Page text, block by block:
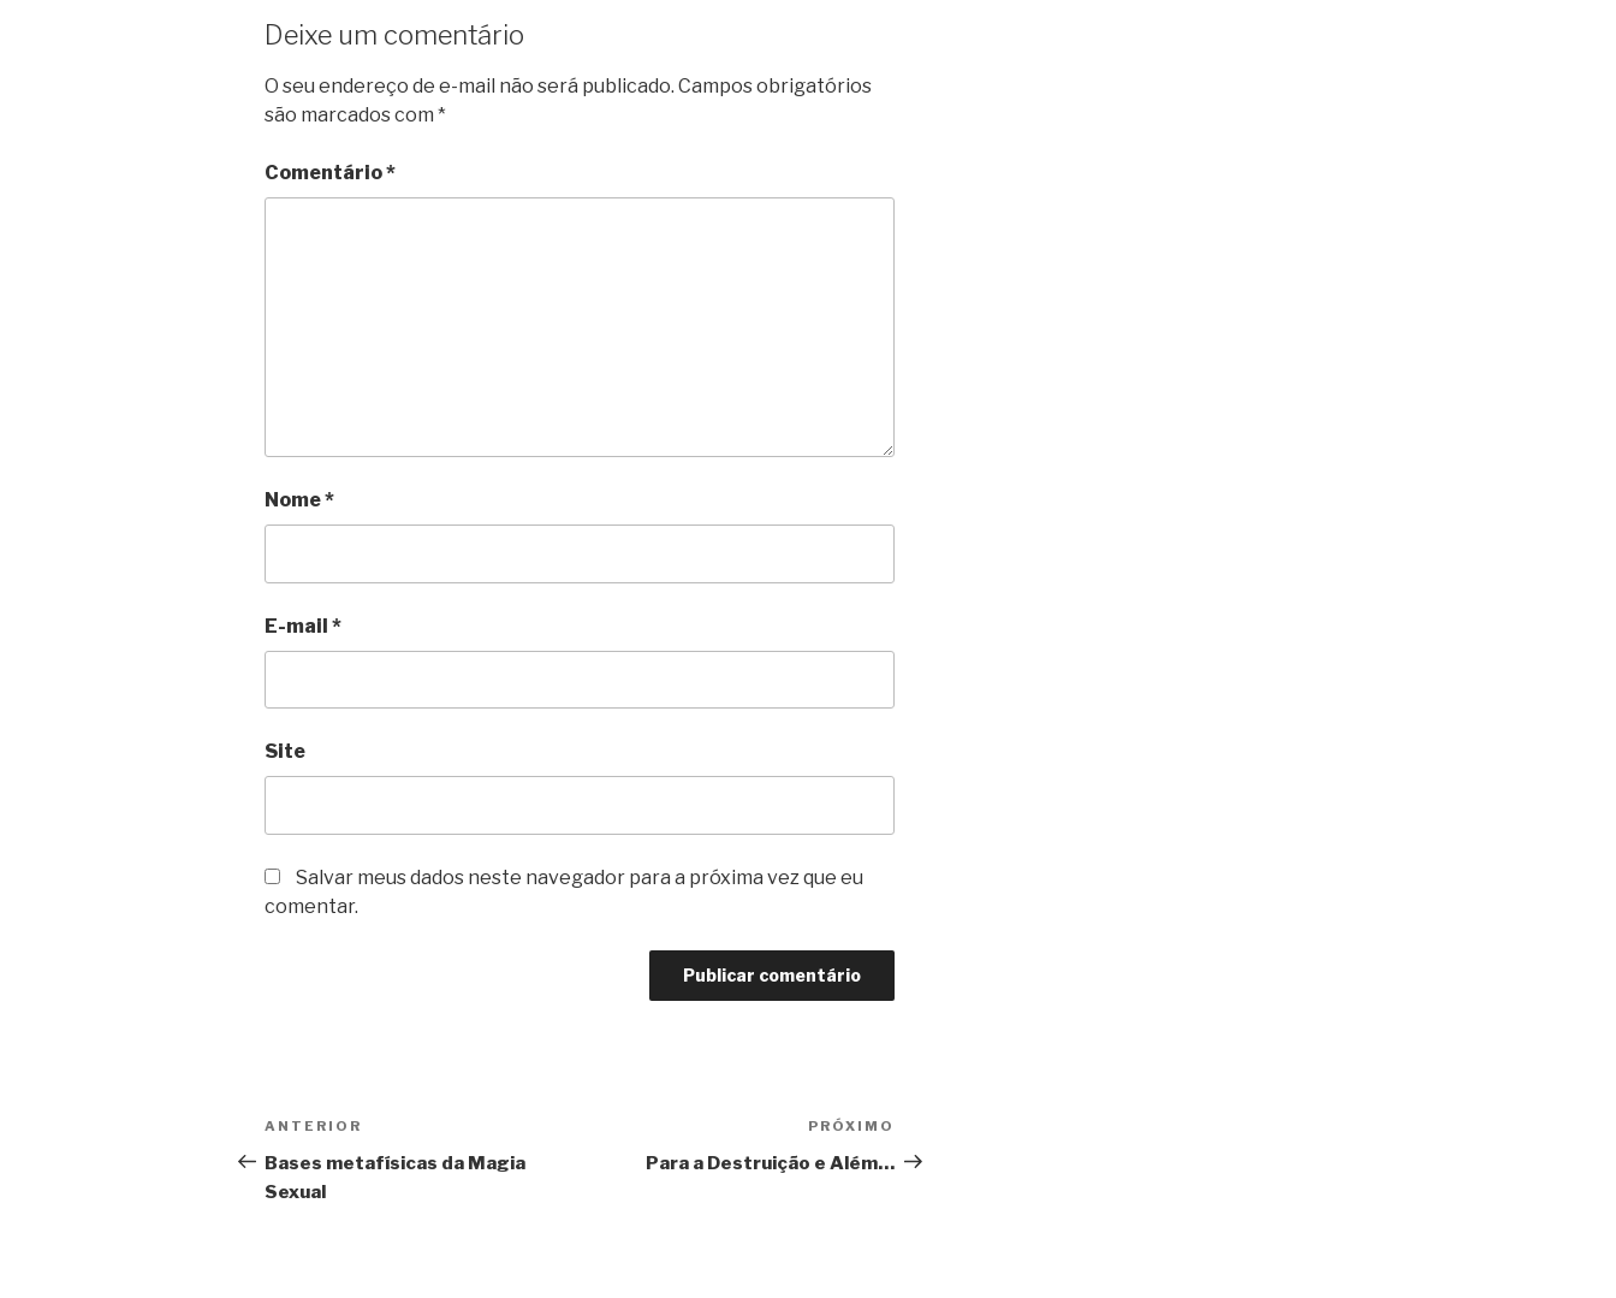
Deixe um comentário
O seu endereço de e-mail não será publicado. Campos obrigatórios
são marcados com *
Comentário*
Nome*
E-mail *
Site
Salvar meus dados neste navegador para a próxima vez que eu
comentar.
Navegação
de
Post
Post
anterior
ANTERIOR
Bases metafísicas da Magia
Sexual
post
PRÓXIMO
Para a Destruição e Além…